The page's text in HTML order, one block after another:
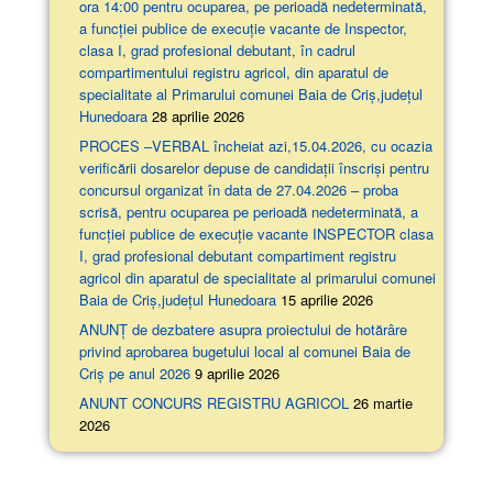
ora 14:00 pentru ocuparea, pe perioadă nedeterminată,
a funcției publice de execuție vacante de Inspector,
clasa I, grad profesional debutant, în cadrul
compartimentului registru agricol, din aparatul de
specialitate al Primarului comunei Baia de Criș,județul
Hunedoara 28 aprilie 2026
PROCES –VERBAL încheiat azi,15.04.2026, cu ocazia
verificării dosarelor depuse de candidații înscriși pentru
concursul organizat în data de 27.04.2026 – proba
scrisă, pentru ocuparea pe perioadă nedeterminată, a
funcției publice de execuție vacante INSPECTOR clasa
I, grad profesional debutant compartiment registru
agricol din aparatul de specialitate al primarului comunei
Baia de Criș,județul Hunedoara 15 aprilie 2026
ANUNȚ de dezbatere asupra proiectului de hotărâre
privind aprobarea bugetului local al comunei Baia de
Criș pe anul 2026 9 aprilie 2026
ANUNT CONCURS REGISTRU AGRICOL 26 martie
2026